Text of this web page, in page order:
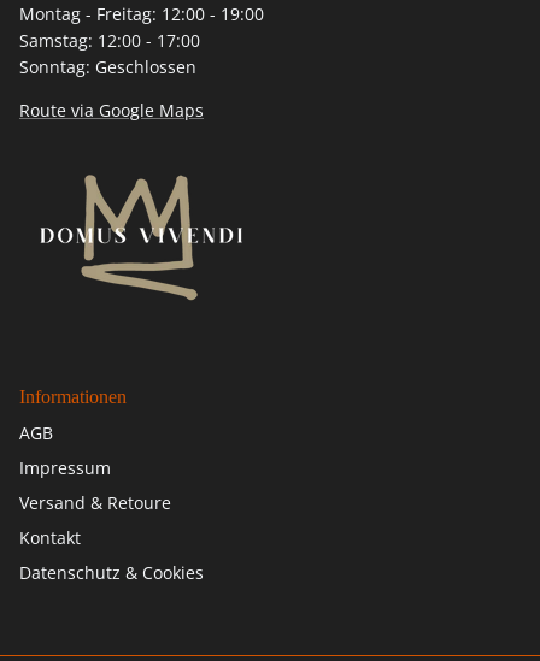
Montag - Freitag: 12:00 - 19:00
Samstag: 12:00 - 17:00
Sonntag: Geschlossen
Route via Google Maps
Informationen
AGB
Impressum
Versand & Retoure
Kontakt
Datenschutz & Cookies